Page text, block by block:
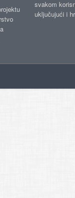
svakom
uključujući i